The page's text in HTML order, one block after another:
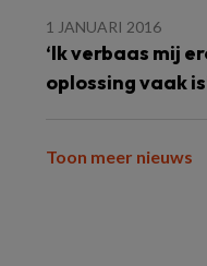
1 JANUARI 2016
‘Ik verbaas mij
oplossing vaak
Toon meer nieuws